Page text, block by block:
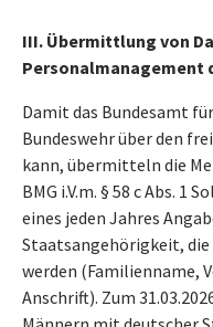
III. Übermittlung von
Personalmanagement
Damit das Bundesamt
Bundeswehr über den
kann, übermitteln die
BMG i.V.m. § 58 c Abs. 1
eines jeden Jahres
Staatsangehörigkeit,
werden (Familienname,
Anschrift). Zum